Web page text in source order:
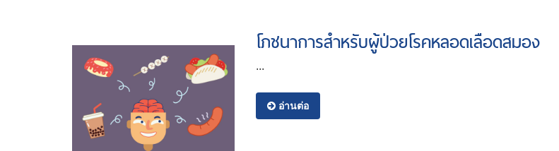
โภชนาการสำหรับผู้ป่วยโรคหลอดเลือดสมอง
...
อ่านต่อ